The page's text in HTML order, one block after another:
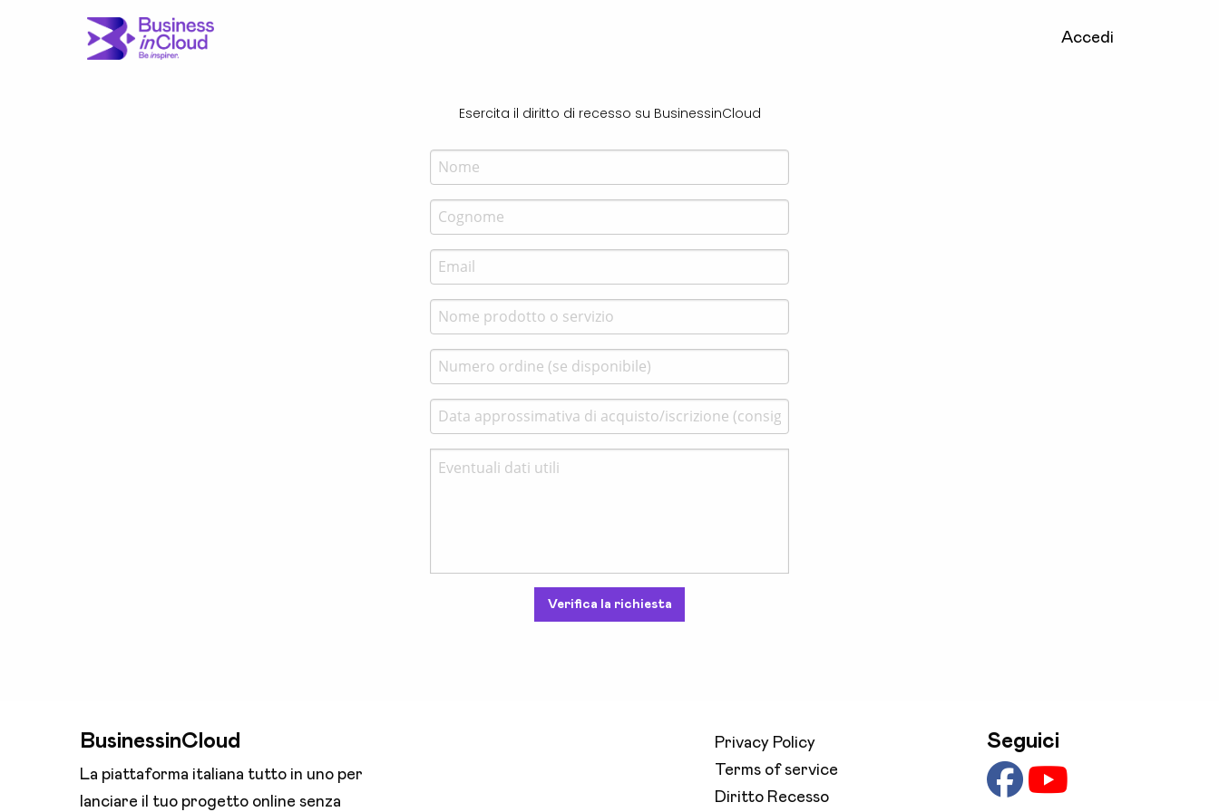
Accedi
Esercita il diritto di recesso su BusinessinCloud
Verifica la richiesta
BusinessinCloud
La piattaforma italiana tutto in uno per
lanciare il tuo progetto online senza
Privacy Policy
Terms of service
Diritto Recesso
Seguici